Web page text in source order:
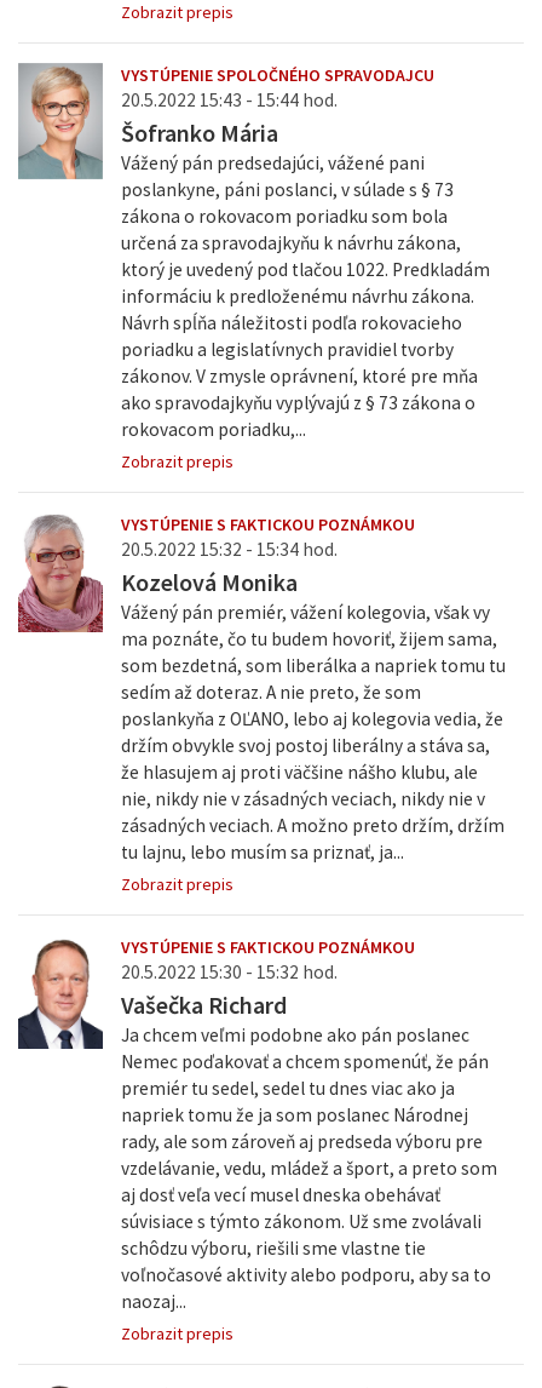
Zobrazit prepis
VYSTÚPENIE SPOLOČNÉHO SPRAVODAJCU
20.5.2022 15:43 - 15:44 hod.
Šofranko Mária
Vážený pán predsedajúci, vážené pani
poslankyne, páni poslanci, v súlade s § 73
zákona o rokovacom poriadku som bola
určená za spravodajkyňu k návrhu zákona,
ktorý je uvedený pod tlačou 1022. Predkladám
informáciu k predloženému návrhu zákona.
Návrh spĺňa náležitosti podľa rokovacieho
poriadku a legislatívnych pravidiel tvorby
zákonov. V zmysle oprávnení, ktoré pre mňa
ako spravodajkyňu vyplývajú z § 73 zákona o
rokovacom poriadku,...
Zobrazit prepis
VYSTÚPENIE S FAKTICKOU POZNÁMKOU
20.5.2022 15:32 - 15:34 hod.
Kozelová Monika
Vážený pán premiér, vážení kolegovia, však vy
ma poznáte, čo tu budem hovoriť, žijem sama,
som bezdetná, som liberálka a napriek tomu tu
sedím až doteraz. A nie preto, že som
poslankyňa z OĽANO, lebo aj kolegovia vedia, že
držím obvykle svoj postoj liberálny a stáva sa,
že hlasujem aj proti väčšine nášho klubu, ale
nie, nikdy nie v zásadných veciach, nikdy nie v
zásadných veciach. A možno preto držím, držím
tu lajnu, lebo musím sa priznať, ja...
Zobrazit prepis
VYSTÚPENIE S FAKTICKOU POZNÁMKOU
20.5.2022 15:30 - 15:32 hod.
Vašečka Richard
Ja chcem veľmi podobne ako pán poslanec
Nemec poďakovať a chcem spomenúť, že pán
premiér tu sedel, sedel tu dnes viac ako ja
napriek tomu že ja som poslanec Národnej
rady, ale som zároveň aj predseda výboru pre
vzdelávanie, vedu, mládež a šport, a preto som
aj dosť veľa vecí musel dneska obehávať
súvisiace s týmto zákonom. Už sme zvolávali
schôdzu výboru, riešili sme vlastne tie
voľnočasové aktivity alebo podporu, aby sa to
naozaj...
Zobrazit prepis